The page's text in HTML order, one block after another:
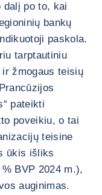
dalį po to, kai
bankų
paskola.
tarptautiniu
žmogaus teisių
pateikti
poveikiu, o tai
teisine
ūkis išliks
BVP 2024 m.),
auginimas.